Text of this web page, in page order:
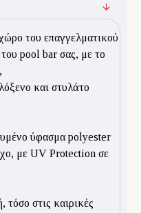
του επαγγελματικού
pool bar σας, με το
και στυλάτο
ύφασμα polyester
με UV Protection σε
τόσο στις καιρικές